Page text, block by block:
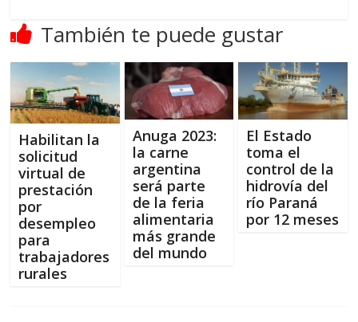
También te puede gustar
Habilitan la
solicitud
virtual de
prestación
por
desempleo
para
trabajadores
rurales
Anuga 2023:
la carne
argentina
será parte
de la feria
alimentaria
más grande
del mundo
El Estado
toma el
control de la
hidrovía del
río Paraná
por 12 meses